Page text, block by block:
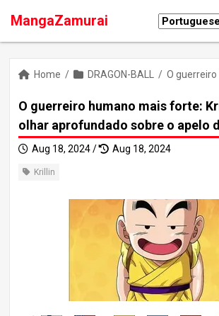
MangaZamurai
Home / DRAGON-BALL / O
O guerreiro humano mais forte:
olhar aprofundado sobre o apelo
Aug 18, 2024 / Aug 18, 2024
Krillin